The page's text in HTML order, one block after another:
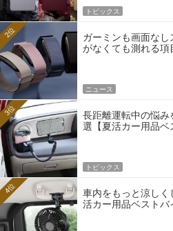
トピックス
ガーミンも画面な
がなくても測れる項
2位
ニュース
長距離運転中の悩
選【夏活カー用品ベ
3位
トピックス
車内をもっと涼し
活カー用品ベストバ
4位